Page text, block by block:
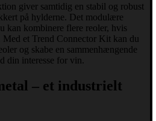
giver samtidig en stabil og robust
på hylderne. Det modulære
kan kombinere flere reoler, hvis
Med et Trend Connector Kit kan du
og skabe en sammenhængende
din interesse for vin.
– et industrielt